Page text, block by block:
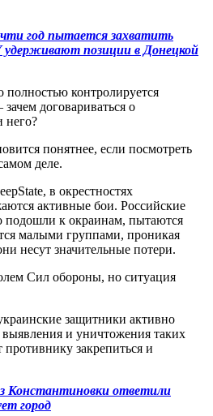
год пытается захватить
позиции в Донецкой
полностью контролируется
договариваться о
него?
понятнее, если посмотреть
деле.
в окрестностях
активные бои. Российские
подошли к окраинам, пытаются
малыми группами, проникая
несут значительные потери.
Сил обороны, но ситуация
защитники активно
и уничтожения таких
закрепиться и
Константиновки ответили
город